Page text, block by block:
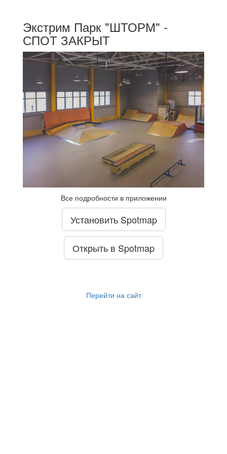
Экстрим Парк "ШТОРМ" -
СПОТ ЗАКРЫТ
Все подробности в приложении
Установить Spotmap
Открыть в Spotmap
Перейти на сайт